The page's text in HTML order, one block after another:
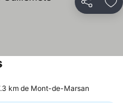
Partilhar
Ver preços
km de Mont-de-Marsan